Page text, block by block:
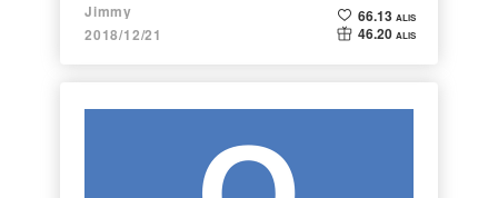
Jimmy
2018/12/21
66.13 ALIS
46.20 ALIS